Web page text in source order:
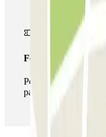
Forfait illimité
Pendant votre séjour,
parking aussi souvent